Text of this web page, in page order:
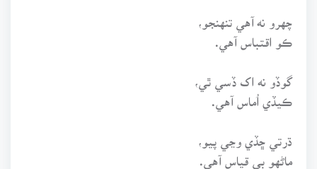
چهرو نه آهي تنهنجو،
ڪو اقتباس آهي.
گوڏو نه اک ڏسي ٿي،
ڪيڏي اُماس آهي.
ڌرتي ڇڏي وڃي پيو،
ماڻهو بي قياس آهي.